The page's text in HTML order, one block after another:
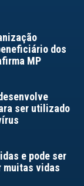
dos
MP
ser utilizado
e pode ser
muitas vidas